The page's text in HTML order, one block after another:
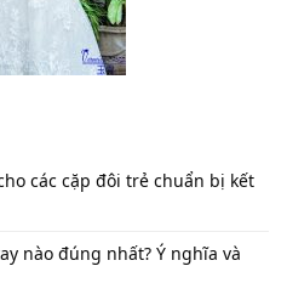
các cặp đôi trẻ chuẩn bị kết
nào đúng nhất​? Ý nghĩa và